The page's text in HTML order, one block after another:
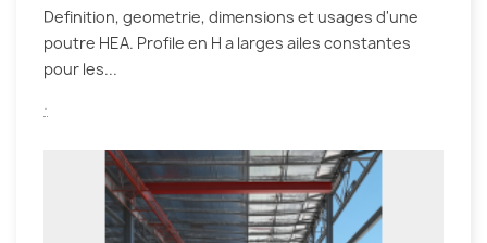
Definition, geometrie, dimensions et usages d'une
poutre HEA. Profile en H a larges ailes constantes
pour les...
.